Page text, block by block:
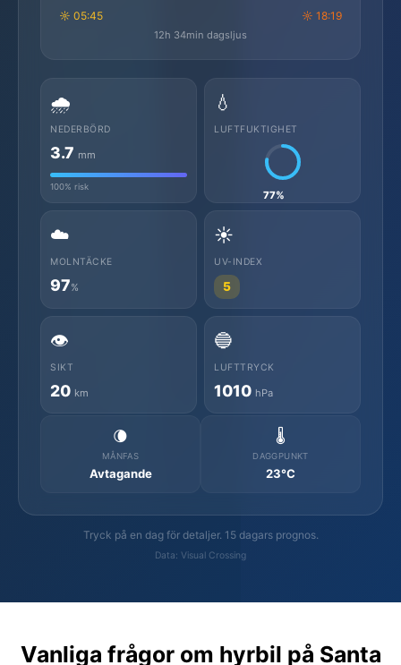
☼ 05:45 ☼ 18:19
12h 34min dagsljus
🌧️
NEDERBÖRD
3.7 mm
100% risk
💧
LUFTFUKTIGHET
77%
☁️
MOLNTÄCKE
97%
☀️
UV-INDEX
5
👁️
SIKT
20 km
🔵
LUFTTRYCK
1010 hPa
🌘
MÅNFAS
Avtagande
🌡️
DAGGPUNKT
23°C
Tryck på en dag för detaljer. 15 dagars prognos.
Data: Visual Crossing
Vanliga frågor om hyrbil på Santa